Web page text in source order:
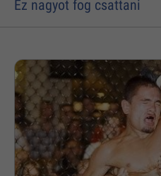
Ez nagyot fog csattani